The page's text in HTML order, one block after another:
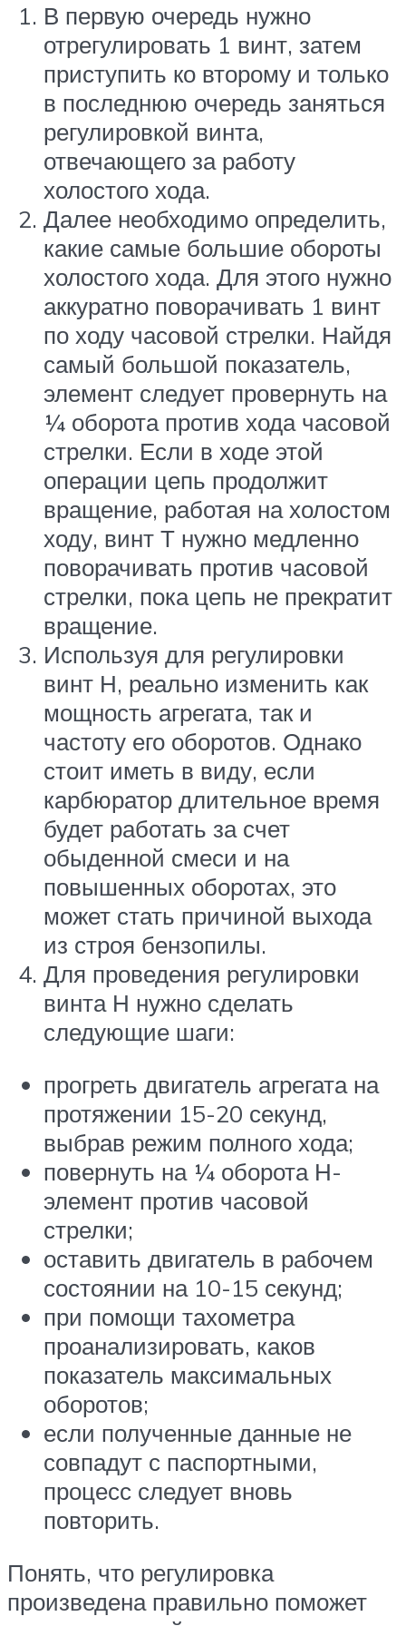
В первую очередь нужно
отрегулировать 1 винт, затем
приступить ко второму и только
в последнюю очередь заняться
регулировкой винта,
отвечающего за работу
холостого хода.
Далее необходимо определить,
какие самые большие обороты
холостого хода. Для этого нужно
аккуратно поворачивать 1 винт
по ходу часовой стрелки. Найдя
самый большой показатель,
элемент следует провернуть на
¼ оборота против хода часовой
стрелки. Если в ходе этой
операции цепь продолжит
вращение, работая на холостом
ходу, винт Т нужно медленно
поворачивать против часовой
стрелки, пока цепь не прекратит
вращение.
Используя для регулировки
винт Н, реально изменить как
мощность агрегата, так и
частоту его оборотов. Однако
стоит иметь в виду, если
карбюратор длительное время
будет работать за счет
обыденной смеси и на
повышенных оборотах, это
может стать причиной выхода
из строя бензопилы.
Для проведения регулировки
винта Н нужно сделать
следующие шаги:
прогреть двигатель агрегата на
протяжении 15-20 секунд,
выбрав режим полного хода;
повернуть на ¼ оборота Н-
элемент против часовой
стрелки;
оставить двигатель в рабочем
состоянии на 10-15 секунд;
при помощи тахометра
проанализировать, каков
показатель максимальных
оборотов;
если полученные данные не
совпадут с паспортными,
процесс следует вновь
повторить.
Понять, что регулировка
произведена правильно поможет